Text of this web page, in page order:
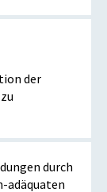
der
durch
adäquaten